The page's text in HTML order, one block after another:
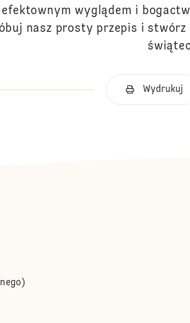
wyglądem i
nasz prosty przepis i
Wydrukuj